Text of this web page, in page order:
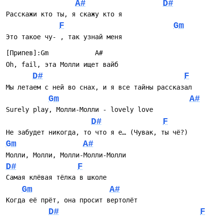
A# D#
Расскажи кто ты, я скажу кто я
F Gm
Это такое чу- , так узнай меня
[Припев]:Gm            A#
Oh, fail, эта Молли ищет вайб
D# F
Мы летаем с ней во снах, и я все тайны рассказал
Gm A#
Surely play, Mолли-Молли - lovely love
D# F
Не забудет никогда, то что я е… (Чувак, ты чё?)
Gm A#
Молли, Молли, Молли-Молли-Молли
D# F
Самая клёвая тёлка в школе
Gm A#
Когда её прёт, она просит вертолёт
D# F